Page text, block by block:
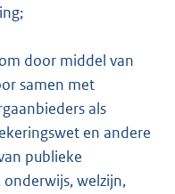
door middel van
samen met
als
en andere
publieke
welzijn,